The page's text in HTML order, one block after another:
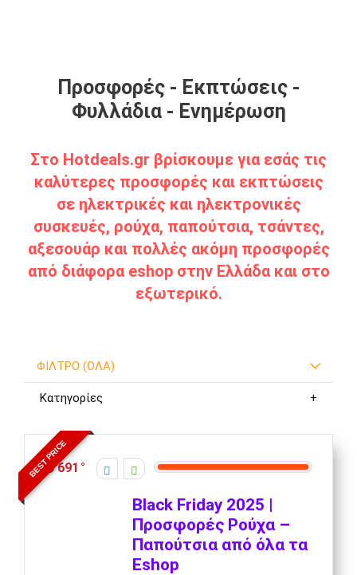
Προσφορές - Εκπτώσεις -
Φυλλάδια - Ενημέρωση
Στο Hotdeals.gr βρίσκουμε για εσάς τις
καλύτερες προσφορές και εκπτώσεις
σε ηλεκτρικές και ηλεκτρονικές
συσκευές, ρούχα, παπούτσια, τσάντες,
αξεσουάρ και πολλές ακόμη προσφορές
από διάφορα eshop στην Ελλάδα και στο
εξωτερικό.
ΦΙΛΤΡΟ (ΟΛΑ)
Κατηγορίες
BEST PRICE
691
Black Friday 2025 |
Προσφορές Ρούχα –
Παπούτσια από όλα τα
Εshop